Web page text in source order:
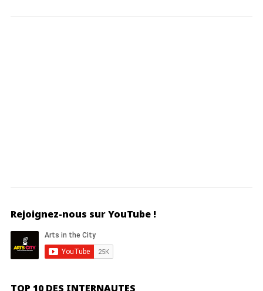
Rejoignez-nous sur YouTube !
TOP 10 DES INTERNAUTES